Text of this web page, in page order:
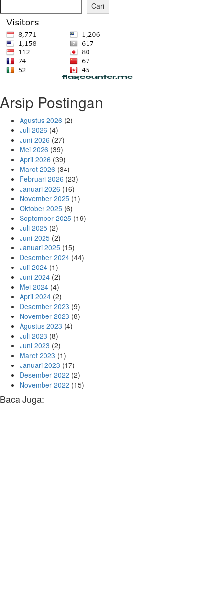
Cari
Arsip Postingan
Agustus 2026 (2)
Juli 2026 (4)
Juni 2026 (27)
Mei 2026 (39)
April 2026 (39)
Maret 2026 (34)
Februari 2026 (23)
Januari 2026 (16)
November 2025 (1)
Oktober 2025 (6)
September 2025 (19)
Juli 2025 (2)
Juni 2025 (2)
Januari 2025 (15)
Desember 2024 (44)
Juli 2024 (1)
Juni 2024 (2)
Mei 2024 (4)
April 2024 (2)
Desember 2023 (9)
November 2023 (8)
Agustus 2023 (4)
Juli 2023 (8)
Juni 2023 (2)
Maret 2023 (1)
Januari 2023 (17)
Desember 2022 (2)
November 2022 (15)
Baca Juga: